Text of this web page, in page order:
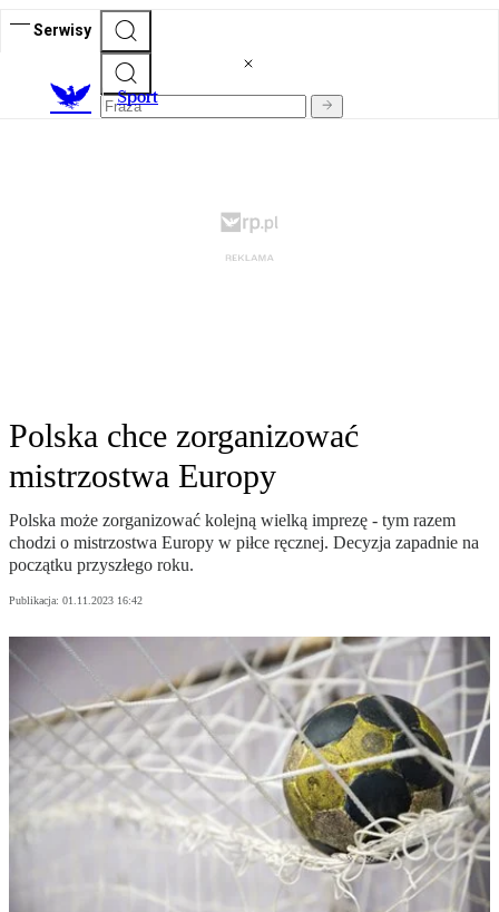
Serwisy
Sport
Polska chce zorganizować
mistrzostwa Europy
Polska może zorganizować kolejną wielką imprezę - tym razem
chodzi o mistrzostwa Europy w piłce ręcznej. Decyzja zapadnie na
początku przyszłego roku.
Publikacja: 01.11.2023 16:42